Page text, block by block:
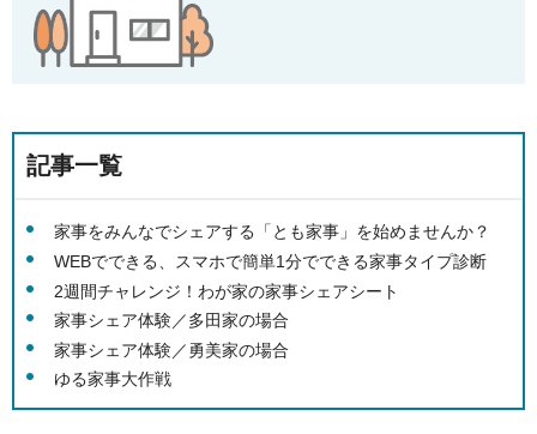
記事一覧
家事をみんなでシェアする「とも家事」を始めませんか？
WEBでできる、スマホで簡単1分でできる家事タイプ診断
2週間チャレンジ！わが家の家事シェアシート
家事シェア体験／多田家の場合
家事シェア体験／勇美家の場合
ゆる家事大作戦